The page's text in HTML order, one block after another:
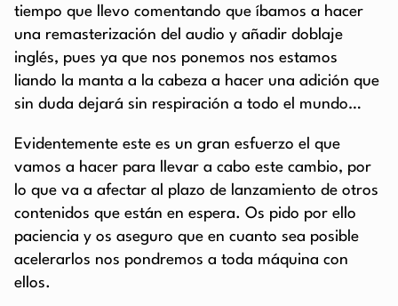
tiempo que llevo comentando que íbamos a hacer
una remasterización del audio y añadir doblaje
inglés, pues ya que nos ponemos nos estamos
liando la manta a la cabeza a hacer una adición que
sin duda dejará sin respiración a todo el mundo…
Evidentemente este es un gran esfuerzo el que
vamos a hacer para llevar a cabo este cambio, por
lo que va a afectar al plazo de lanzamiento de otros
contenidos que están en espera. Os pido por ello
paciencia y os aseguro que en cuanto sea posible
acelerarlos nos pondremos a toda máquina con
ellos.